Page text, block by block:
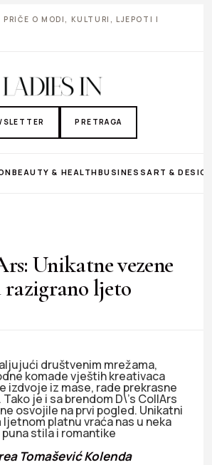
PRIČE O MODI, KULTURI, LJEPOTI I
PRETRAGA
BEAUTY & HEALTHBUSINESS ART &
Unikatne vezene
razigrano ljeto
društvenim mrežama,
komade vještih kreativaca
izdvoje iz mase, rade prekrasne
je i sa brendom D\’s CollArs
osvojile na prvi pogled. Unikatni
ljetnom platnu vraća nas u neka
stila i romantike
Tomašević Kolenda